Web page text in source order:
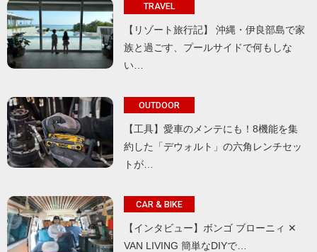
TRAVEL
【リゾート旅行記】 沖縄・伊良部島で家
族と過ごす、プールサイドで何もしな
い…
OUTDOOR
【工具】愛車のメンテにも！8機能を集
約した「デウォルト」の六角レンチセッ
トが…
CAR & BIKE
【インタビュー】ボンゴ ブローニィ ✕
VAN LIVING 簡単なDIYで…